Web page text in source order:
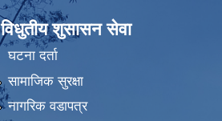
विधुतीय शुसासन सेवा
घटना दर्ता
सामाजिक सुरक्षा
नागरिक वडापत्र